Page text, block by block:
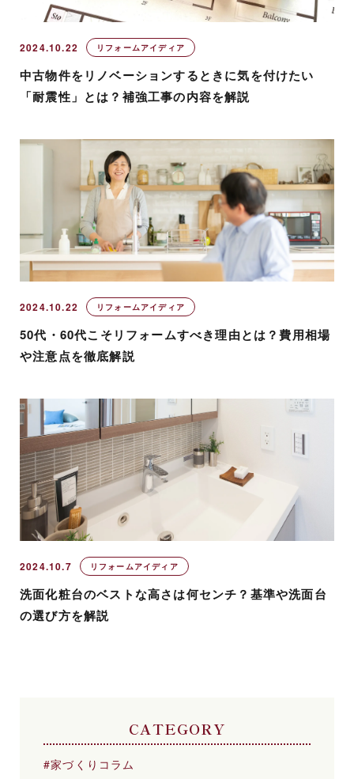
CATEGORY
家づくりコラム
2024.10.22 リフォームアイディア
中古物件をリノベーションするときに気を付けたい
「耐震性」とは？補強工事の内容を解説
2024.10.22 リフォームアイディア
50代・60代こそリフォームすべき理由とは？費用相場
や注意点を徹底解説
2024.10.7 リフォームアイディア
洗面化粧台のベストな高さは何センチ？基準や洗面台
の選び方を解説